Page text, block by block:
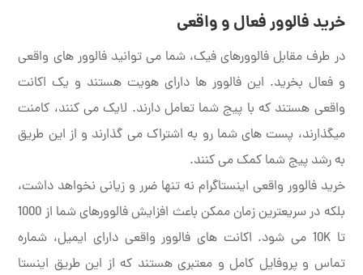
خرید فالوور فعال و واقعی
در طرف مقابل فالوورهای فیک، شما می توانید فالوور های واقعی
و فعال بخرید. این فالوور ها دارای هویت هستند و یک اکانت
واقعی هستند که با پیج شما تعامل دارند. لایک می کنند، کامنت
میگذارند، پست های شما رو به اشتراک می گذارند و از این طریق
به رشد پیج شما کمک می کنند.
خرید فالوور واقعی اینستاگرام نه تنها ضرر و زیانی نخواهد داشت،
بلکه در سریعترین زمان ممکن باعث افزایش فالوورهای شما از 1000
تا 10K می شود. اکانت های فالوور واقعی دارای ایمیل، شماره
تماس و پروفایل کامل و معتبری هستند که از این طریق اینستا